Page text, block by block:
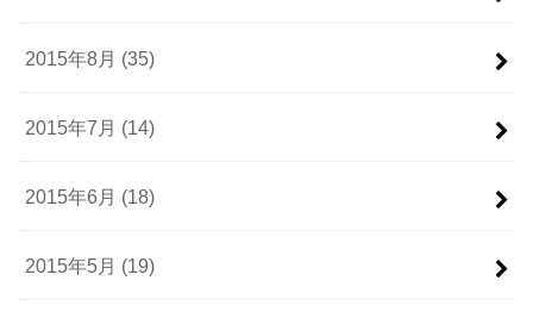
2015年8月 (35)
2015年7月 (14)
2015年6月 (18)
2015年5月 (19)